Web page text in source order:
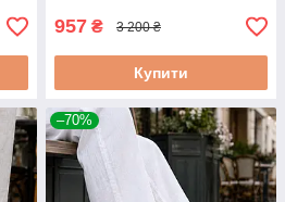
957 ₴ 3 200 ₴
Купити
–70%